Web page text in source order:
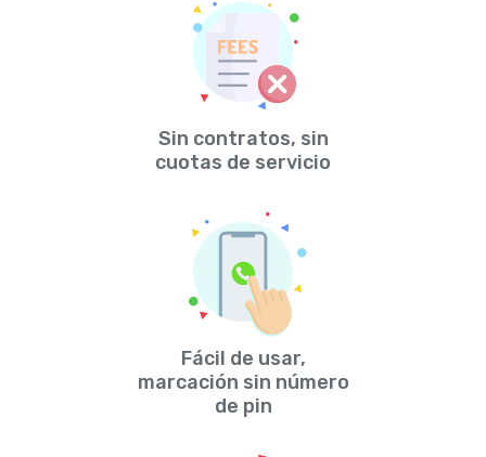
Sin contratos, sin
cuotas de servicio
Fácil de usar,
marcación sin número
de pin